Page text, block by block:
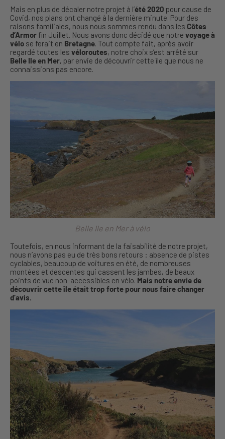
Mais en plus de décaler notre projet à l’été 2020 pour cause de
Covid, nos plans ont changé à la dernière minute. Pour des
raisons familiales, nous nous sommes rendu dans les Côtes
d’Armor fin Juillet. Nous avons donc décidé que notre voyage à
vélo se ferait en Bretagne. Tout compte fait, après avoir
regardé toutes les véloroutes, notre choix s’est arrêté sur
Belle Ile en Mer, par envie de découvrir cette île que nous ne
connaissions pas encore.
Belle Ile en Mer à vélo
Toutefois, en nous informant de la faisabilité de notre projet,
nous n’avons pas eu de très bons retours : absence de pistes
cyclables, beaucoup de voitures en été, de nombreuses
montées et descentes qui cassent les jambes, de beaux
points de vue non-accessibles en vélo. Mais notre envie de
découvrir cette île était trop forte pour nous faire changer
d’avis.